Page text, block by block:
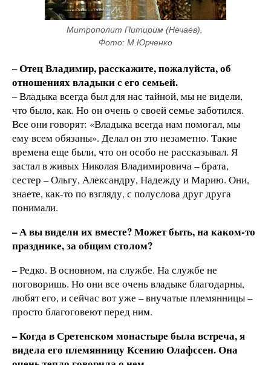
Митрополит Питирим (Нечаев).
Фото: М.Юрченко
– Отец Владимир, расскажите, пожалуйста, об
отношениях владыки с его семьей.
– Владыка всегда был для нас тайной, мы не видели,
что было, как. Но он очень о своей семье заботился.
Все они говорят: «Владыка всегда нам помогал, мы
ему всем обязаны». Делал он это незаметно. Такие
времена еще были, что он особо не рассказывал. Я
застал в живых Николая Владимировича – брата,
сестер – Ольгу, Александру, Надежду и Марию. Они,
знаете, как-то по взгляду, с полуслова друг друга
понимали.
– А вы видели их вместе? Может быть, на каком-то
празднике, за общим столом?
– Редко. В основном, на службе. На службе не
поговоришь. Но они все очень владыке благодарны,
любят его, и сейчас вот уже – внучатые племянницы –
просто благоговеют перед ним.
– Когда в Сретенском монастыре была встреча, я
видела его племянницу Ксению Олафссен. Она